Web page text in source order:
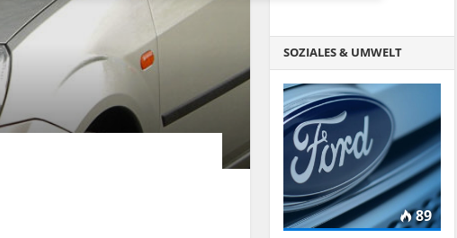
SOZIALES & UMWELT
89